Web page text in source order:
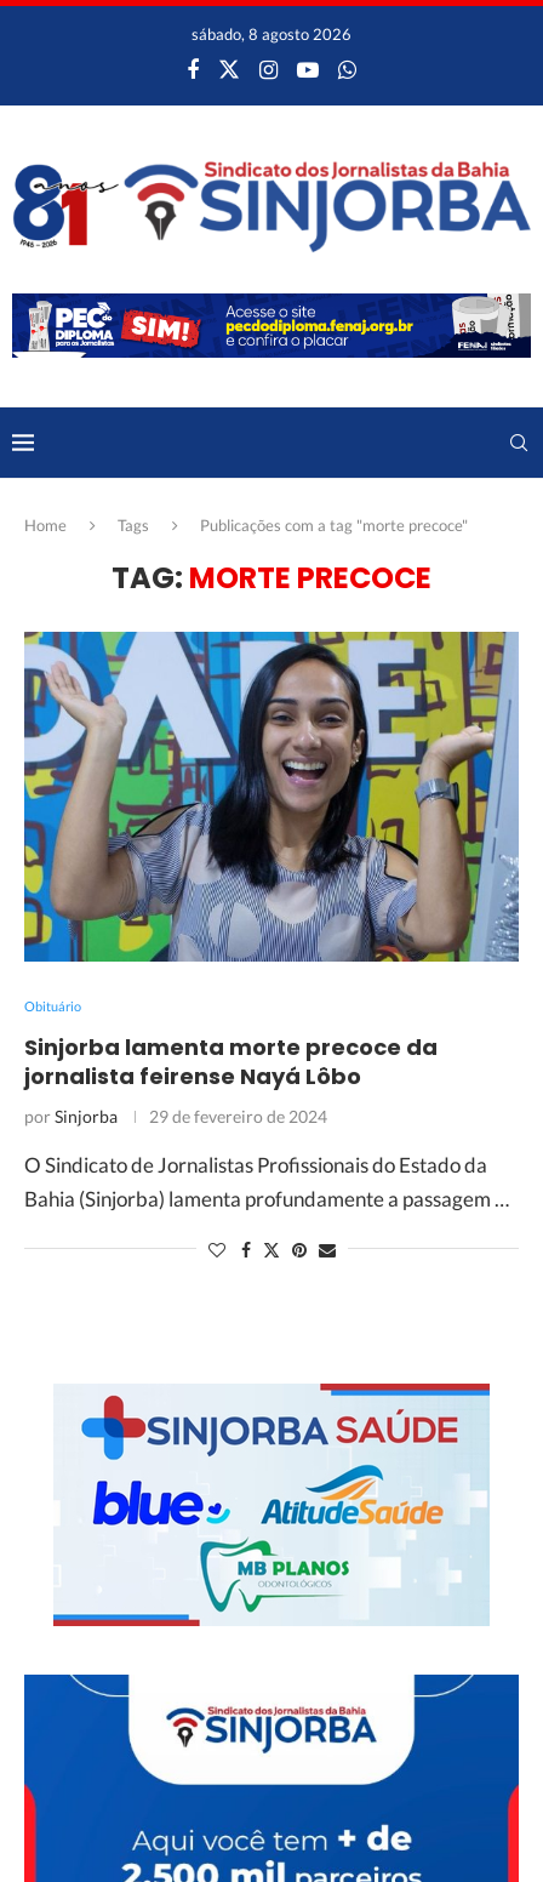
sábado, 8 agosto 2026
Home Tags Publicações com a tag "morte precoce"
TAG: MORTE PRECOCE
Obituário
Sinjorba lamenta morte precoce da
jornalista feirense Nayá Lôbo
porSinjorba 29 de fevereiro de 2024
O Sindicato de Jornalistas Profissionais do Estado da
Bahia (Sinjorba) lamenta profundamente a passagem …